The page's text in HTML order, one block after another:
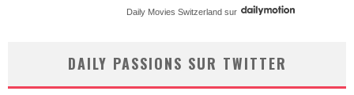
Daily Movies Switzerland sur
DAILY PASSIONS SUR TWITTER